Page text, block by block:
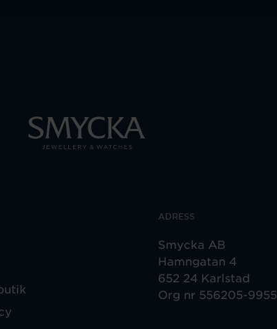
ADRESS
Smycka AB
Hamngatan 4
652 24 Karlstad
Org nr 556205-9955